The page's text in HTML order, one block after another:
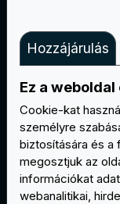
egyedi
Az ő motoros
legtöbbször
ilyen típusú
varrott
Hozzájárulás
Ez a
Cookie-kat
személyre
biztosítására és a
megosztjuk az
információkat
webanalitikai,